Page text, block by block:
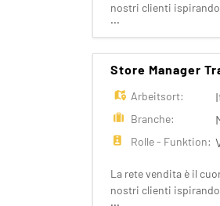
nostri clienti
Fashion Retail e che
...
Store Manager
Arbeitsort:
Branche:
Rolle - Funktion:
La rete vendita è il
nostri clienti
...